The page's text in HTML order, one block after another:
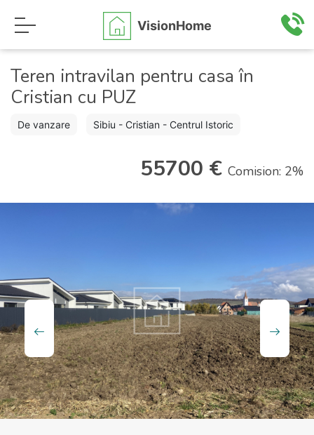
VisionHome
Teren intravilan pentru casa în
Cristian cu PUZ
De vanzare Sibiu - Cristian - Centrul Istoric
55700 € Comision: 2%